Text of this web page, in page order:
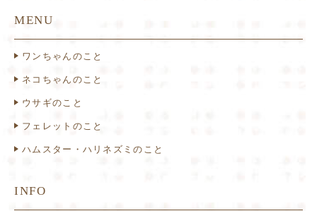
MENU
ワンちゃんのこと
ネコちゃんのこと
ウサギのこと
フェレットのこと
ハムスター・ハリネズミのこと
INFO